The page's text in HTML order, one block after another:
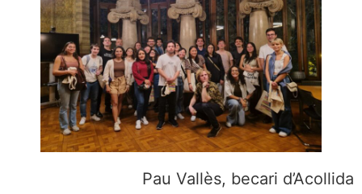
Pau Vallès, becari d’Acollida